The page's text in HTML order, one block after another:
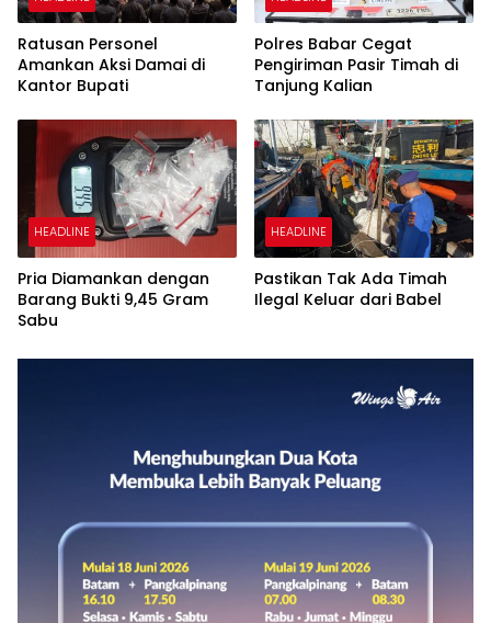
Ratusan Personel
Amankan Aksi Damai di
Kantor Bupati
Polres Babar Cegat
Pengiriman Pasir Timah di
Tanjung Kalian
HEADLINE
Pria Diamankan dengan
Barang Bukti 9,45 Gram
Sabu
HEADLINE
Pastikan Tak Ada Timah
Ilegal Keluar dari Babel